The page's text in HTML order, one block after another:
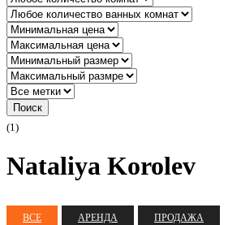
Поиск
(1)
Nataliya Korolev
ВСЕ АРЕНДА ПРОДАЖА